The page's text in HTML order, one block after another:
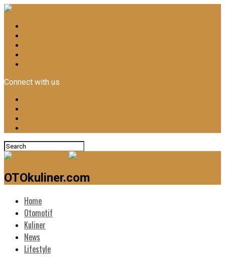
Connect with us
OTOkuliner.com
Home
Otomotif
Kuliner
News
Lifestyle